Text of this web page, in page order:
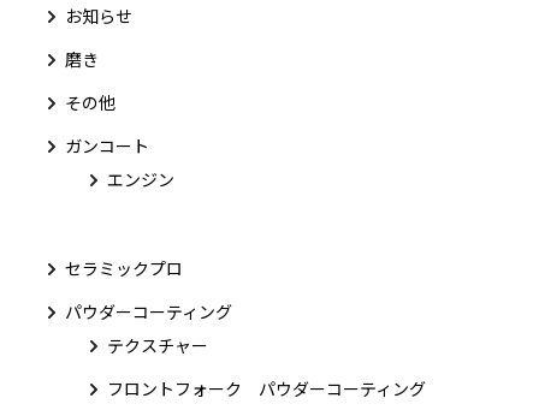
お知らせ
磨き
その他
ガンコート
エンジン
セラミックプロ
パウダーコーティング
テクスチャー
フロントフォーク パウダーコーティング